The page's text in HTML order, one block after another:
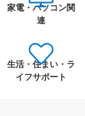
家電・パソコン関
連
生活・住まい・ラ
イフサポート